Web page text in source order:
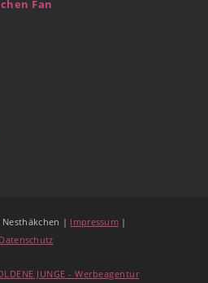
Fan
| Impressum |
Datenschutz
JUNGE - Werbeagentur